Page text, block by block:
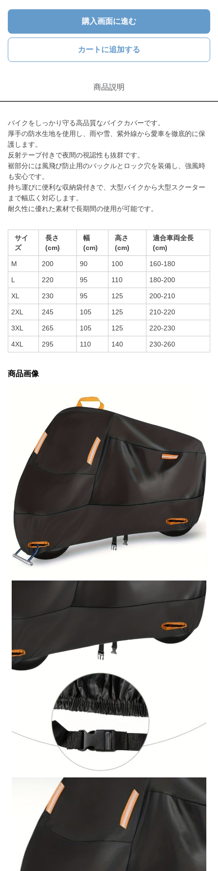
購入画面に進む
カートに追加する
商品説明
バイクをしっかり守る高品質なバイクカバーです。
厚手の防水生地を使用し、雨や雪、紫外線から愛車を徹底的に保
護します。
反射テープ付きで夜間の視認性も抜群です。
裾部分には風飛び防止用のバックルとロック穴を装備し、強風時
も安心です。
持ち運びに便利な収納袋付きで、大型バイクから大型スクーター
まで幅広く対応します。
耐久性に優れた素材で長期間の使用が可能です。
サイ
ズ
長さ
(cm)
幅
(cm)
高さ
(cm)
適合車両全長
(cm)
M 200 90 100 160-180
L 220 95 110 180-200
XL 230 95 125 200-210
2XL 245 105 125 210-220
3XL 265 105 125 220-230
4XL 295 110 140 230-260
商品画像